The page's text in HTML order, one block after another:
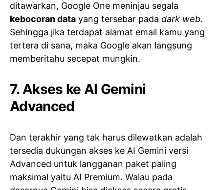
ditawarkan, Google One meninjau segala
kebocoran data yang tersebar pada dark web.
Sehingga jika terdapat alamat email kamu yang
tertera di sana, maka Google akan langsung
memberitahu secepat mungkin.
7. Akses ke AI Gemini
Advanced
Dan terakhir yang tak harus dilewatkan adalah
tersedia dukungan akses ke AI Gemini versi
Advanced untuk langganan paket paling
maksimal yaitu AI Premium. Walau pada